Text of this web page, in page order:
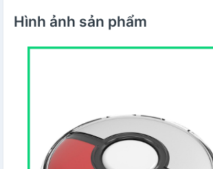
Hình ảnh sản phẩm